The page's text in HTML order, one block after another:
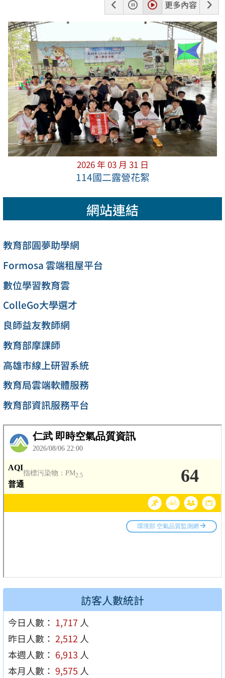
張
暫
停
播
放
更多內容
下
一
張
2026 年 03 月 31 日
114國二露營花絮
網站連結
教育部圓夢助學網
Formosa 雲端租屋平台
數位學習教育雲
ColleGo大學選才
良師益友教師網
教育部摩課師
高雄市線上研習系統
教育局雲端軟體服務
教育部資訊服務平台
訪客人數統計
今日人數： 1,717 人
昨日人數： 2,512 人
本週人數： 6,913 人
本月人數： 9,575 人